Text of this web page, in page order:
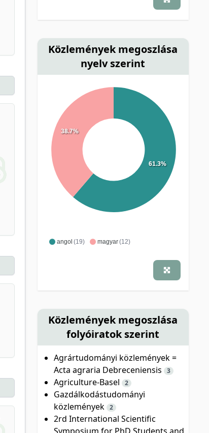
Közlemények megoszlása
nyelv szerint
angol (19) magyar(12)
61.3%
38.7%
Közlemények megoszlása
folyóiratok szerint
Agrártudományi közlemények =
Acta agraria Debreceniensis
3
Agriculture-Basel 2
Gazdálkodástudományi
közlemények 2
2rd International Scientific
Symposium for PhD Students and